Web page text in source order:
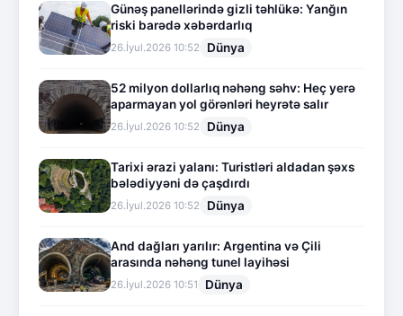
Günəş panellərində gizli təhlükə: Yanğın
riski barədə xəbərdarlıq
26.İyul.2026 10:52 Dünya
52 milyon dollarlıq nəhəng səhv: Heç yerə
aparmayan yol görənləri heyrətə salır
26.İyul.2026 10:52 Dünya
Tarixi ərazi yalanı: Turistləri aldadan şəxs
bələdiyyəni də çaşdırdı
26.İyul.2026 10:52 Dünya
And dağları yarılır: Argentina və Çili
arasında nəhəng tunel layihəsi
26.İyul.2026 10:51 Dünya